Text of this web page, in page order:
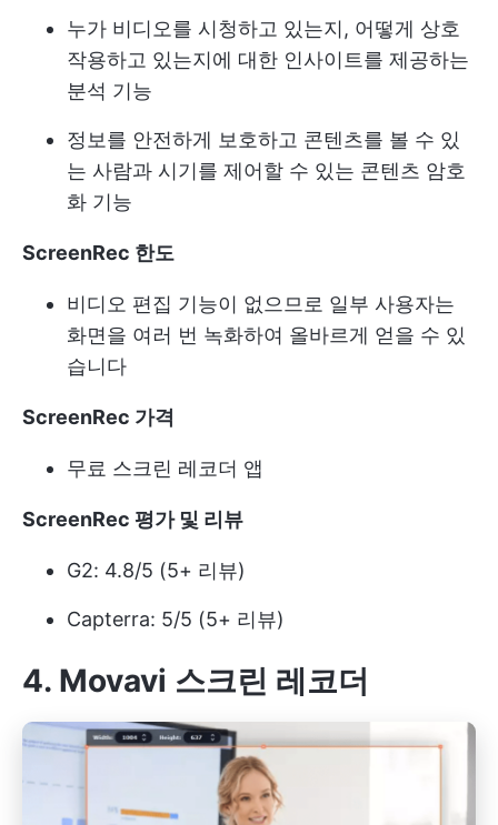
누가 비디오를 시청하고 있는지, 어떻게 상호
작용하고 있는지에 대한 인사이트를 제공하는
분석 기능
정보를 안전하게 보호하고 콘텐츠를 볼 수 있
는 사람과 시기를 제어할 수 있는 콘텐츠 암호
화 기능
ScreenRec 한도
비디오 편집 기능이 없으므로 일부 사용자는
화면을 여러 번 녹화하여 올바르게 얻을 수 있
습니다
ScreenRec 가격
무료 스크린 레코더 앱
ScreenRec 평가 및 리뷰
G2: 4.8/5 (5+ 리뷰)
Capterra: 5/5 (5+ 리뷰)
4. Movavi 스크린 레코더